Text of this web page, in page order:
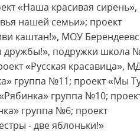
«Наша красивая сирень»,
нашей семьи»; проект
каштан!», МОУ
дружбы!», подружки школа
«Русская красавица»,
группа №11; проект «Мы
группа №10;
группа №6; проект
- две яблоньки!»